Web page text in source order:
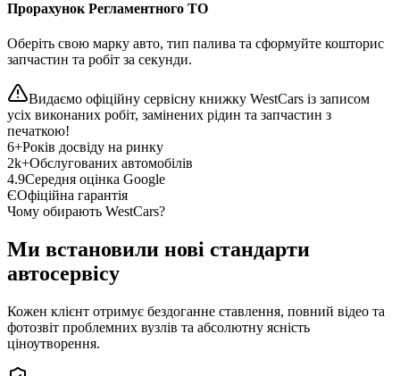
Прорахунок Регламентного ТО
Оберіть свою марку авто, тип палива та сформуйте кошторис
запчастин та робіт за секунди.
Видаємо офіційну сервісну книжку WestCars із записом
усіх виконаних робіт, замінених рідин та запчастин з
печаткою!
6+Років досвіду на ринку
2k+Обслугованих автомобілів
4.9Середня оцінка Google
ЄОфіційна гарантія
Чому обирають WestCars?
Ми встановили нові стандарти
автосервісу
Кожен клієнт отримує бездоганне ставлення, повний відео та
фотозвіт проблемних вузлів та абсолютну ясність
ціноутворення.